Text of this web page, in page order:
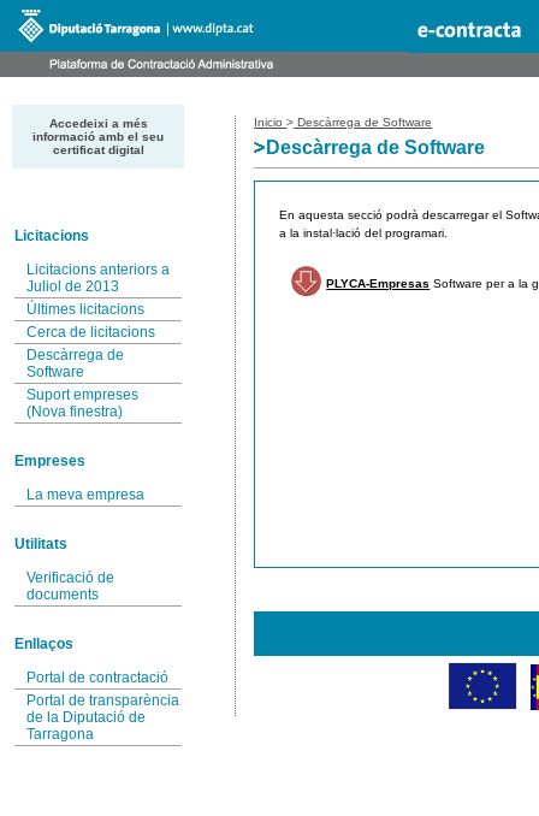
Accedeixi a més
informació amb el seu
certificat digital
Licitacions
Licitacions anteriors a
Juliol de 2013
Últimes licitacions
Cerca de licitacions
Descàrrega de
Software
Suport empreses
(Nova finestra)
Empreses
La meva empresa
Utilitats
Verificació de
documents
Enllaços
Portal de contractació
Portal de transparència
de la Diputació de
Tarragona
Inicio> Descàrrega de Software
Descàrrega de Software
En aquesta secció podrà descarregar el
a la instal·lació del programari.
PLYCA-Empresas Software per a la